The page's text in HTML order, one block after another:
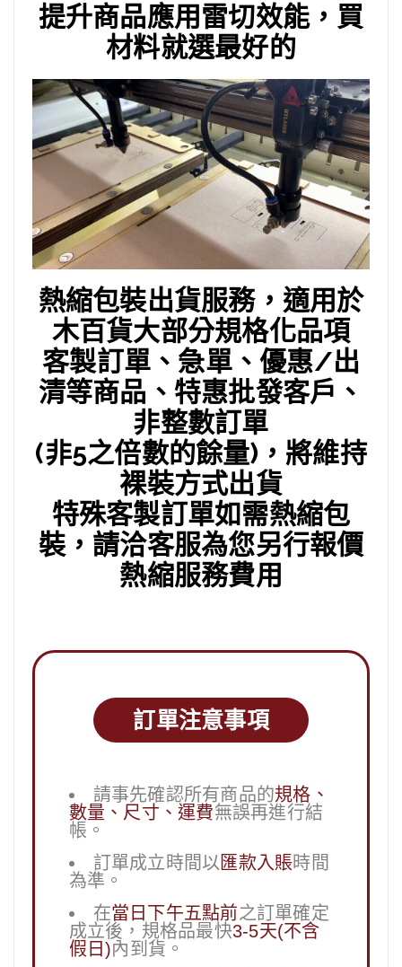
提升商品應用雷切效能，買
材料就選最好的
熱縮包裝出貨服務，適用於
木百貨大部分規格化品項
客製訂單、急單、優惠/出
清等商品、特惠批發客戶、
非整數訂單
(非5之倍數的餘量)，將維持
裸裝方式出貨
特殊客製訂單如需熱縮包
裝，請洽客服為您另行報價
熱縮服務費用
訂單注意事項
請事先確認所有商品的規格、
數量、尺寸、運費無誤再進行結
帳。
訂單成立時間以 匯款入賬時間
為準。
在當日下午五點前之訂單確定
成立後，規格品最快3-5天(不含
假日)內到貨。